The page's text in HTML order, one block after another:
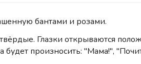
бантами и розами.
Глазки открываются
произносить: "Мама!",